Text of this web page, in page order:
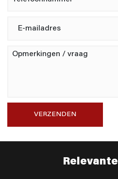
VERZENDEN
Relevante